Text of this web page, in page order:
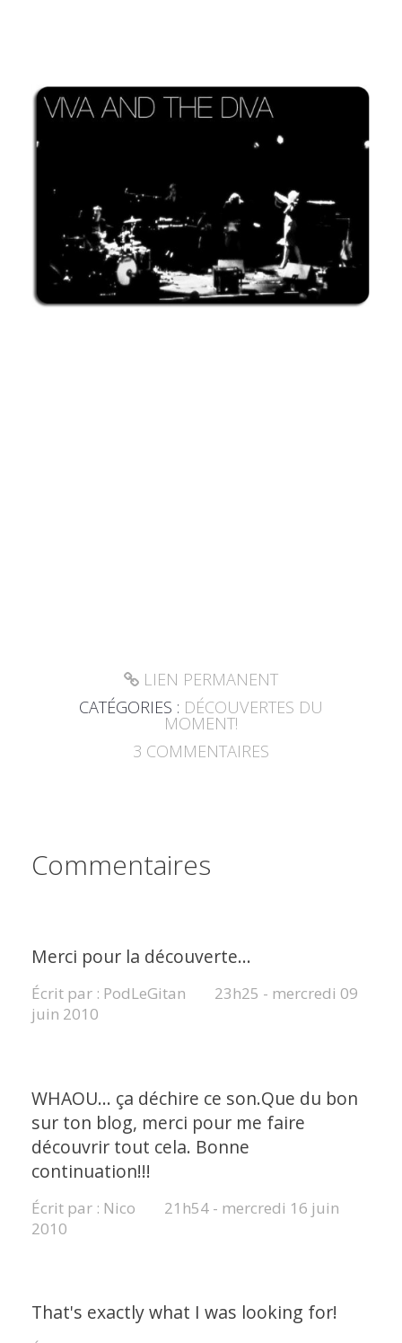
LIEN PERMANENT
CATÉGORIES : DÉCOUVERTES DU
MOMENT!
3 COMMENTAIRES
Commentaires
Merci pour la découverte...
Écrit par : PodLeGitan 23h25 - mercredi 09
juin 2010
WHAOU... ça déchire ce son.Que du bon
sur ton blog, merci pour me faire
découvrir tout cela. Bonne
continuation!!!
Écrit par : Nico 21h54 - mercredi 16 juin
2010
That's exactly what I was looking for!